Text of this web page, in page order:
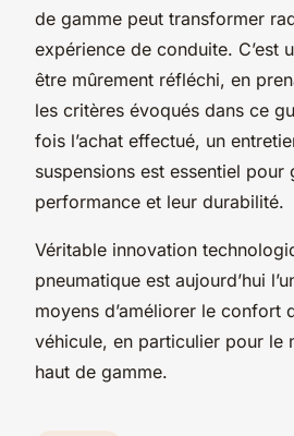
de gamme peut transformer
expérience de conduite. C’est
être mûrement réfléchi, en
les critères évoqués dans ce
fois l’achat effectué, un
suspensions est essentiel pour
performance et leur durabilité.
Véritable innovation
pneumatique est aujourd’hui
moyens d’améliorer le confort
véhicule, en particulier pour le
haut de gamme.